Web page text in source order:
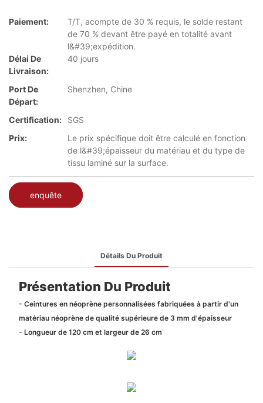
Paiement:
T/T, acompte de 30 % requis, le solde restant
de 70 % devant être payé en totalité avant
l&#39;expédition.
Délai De
Livraison:
40 jours
Port De
Départ:
Shenzhen, Chine
Certification:
SGS
Prix:
Le prix spécifique doit être calculé en fonction
de l&#39;épaisseur du matériau et du type de
tissu laminé sur la surface.
enquête
Détails Du Produit
Présentation Du Produit
- Ceintures en néoprène personnalisées fabriquées à partir d'un
matériau néoprène de qualité supérieure de 3 mm d'épaisseur
- Longueur de 120 cm et largeur de 26 cm